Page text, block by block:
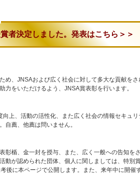
者決定しました。発表はこちら＞＞
め、JNSAおよび広く社会に対して多大な貢献を
力をいただけるよう、JNSA賞表彰を行います。
向上、活動の活性化、また広く社会の情報セキュ
自薦、他薦は問いません。
彰楯、金一封を授与、また、広く一般への告知を
動が認められた団体、個人に関しましては、特別
後に本ページで公開します。また、来年中に開催